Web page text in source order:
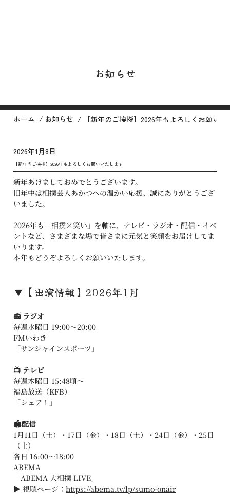
お知らせ
ホーム / お知らせ / 【新年のご挨拶】2026年もよろしくお願い
2026年1月8日
【新年のご挨拶】2026年もよろしくお願いいたします
新年あけましておめでとうございます。
旧年中は相撲芸人あかつへの温かい応援、誠にありがとうござ
いました。
2026年も「相撲×笑い」を軸に、テレビ・ラジオ・配信・イベ
ントなど、さまざまな場で皆さまに元気と笑顔をお届けしてま
いります。
本年もどうぞよろしくお願いいたします。
▼【出演情報】2026年1月
📻 ラジオ
毎週水曜日 19:00〜20:00
FMいわき
「サンシャインスポーツ」
📺 テレビ
毎週木曜日 15:48頃〜
福島放送（KFB）
「シェア！」
🏟️配信
1月11日（土）・17日（金）・18日（土）・24日（金）・25日
（土）
各日 16:00〜18:00
ABEMA
「ABEMA 大相撲 LIVE」
▶︎ 視聴ページ： https://abema.tv/lp/sumo-onair